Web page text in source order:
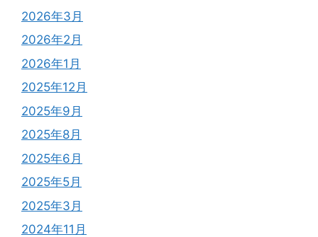
2026年3月
2026年2月
2026年1月
2025年12月
2025年9月
2025年8月
2025年6月
2025年5月
2025年3月
2024年11月